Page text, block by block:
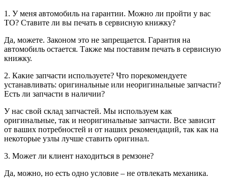
1. У меня автомобиль на гарантии. Можно ли пройти у вас
ТО? Ставите ли вы печать в сервисную книжку?
Да, можете. Законом это не запрещается. Гарантия на
автомобиль остается. Также мы поставим печать в сервисную
книжку.
2. Какие запчасти используете? Что порекомендуете
устанавливать: оригинальные или неоригинальные запчасти?
Есть ли запчасти в наличии?
У нас свой склад запчастей. Мы используем как
оригинальные, так и неоригинальные запчасти. Все зависит
от ваших потребностей и от наших рекомендаций, так как на
некоторые узлы лучше ставить оригинал.
3. Может ли клиент находиться в ремзоне?
Да, можно, но есть одно условие – не отвлекать механика.